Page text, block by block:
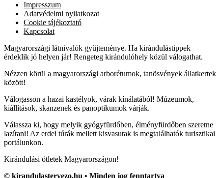
Impresszum
Adatvédelmi nyilatkozat
Cookie tájékoztató
Kapcsolat
Magyarországi látnivalók gyűjteménye. Ha kirándulástippek
érdeklik jó helyen jár! Rengeteg kirándulóhely közül válogathat.
Nézzen körül a magyarországi arborétumok, tanösvények állatkertek
között!
Válogasson a hazai kastélyok, várak kínálatából! Múzeumok,
kiállítások, skanzenek és panoptikumok várják.
Válassza ki, hogy melyik gyógyfürdőben, élményfürdőben szeretne
lazítani! Az erdei túrák mellett kisvasutak is megtalálhatók turisztikai
portálunkon.
Kirándulási ötletek Magyarországon!
© kirandulastervezo.hu • Minden jog fenntartva